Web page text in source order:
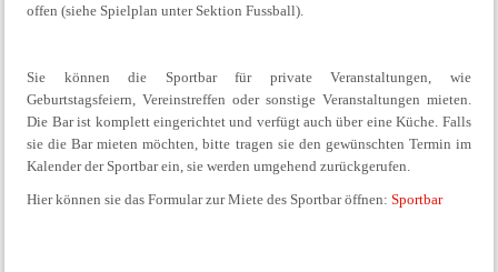
offen (siehe Spielplan unter Sektion Fussball).
Sie können die Sportbar für private Veranstaltungen, wie
Geburtstagsfeiern, Vereinstreffen oder sonstige Veranstaltungen mieten.
Die Bar ist komplett eingerichtet und verfügt auch über eine Küche. Falls
sie die Bar mieten möchten, bitte tragen sie den gewünschten Termin im
Kalender der Sportbar ein, sie werden umgehend zurückgerufen.
Hier können sie das Formular zur Miete des Sportbar öffnen:Sportbar